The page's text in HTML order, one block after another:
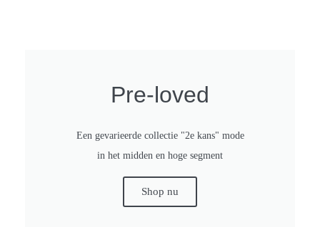
Pre-loved
Een gevarieerde collectie "2e kans" mode
in het midden en hoge segment
Shop nu